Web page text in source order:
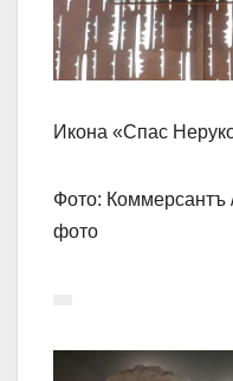
Икона «Спас
Фото: Коммерсантъ
фото